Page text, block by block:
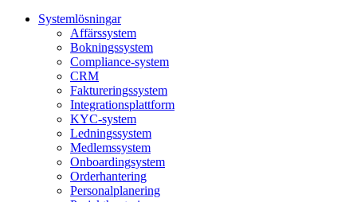
Systemlösningar
Affärssystem
Bokningssystem
Compliance-system
CRM
Faktureringssystem
Integrationsplattform
KYC-system
Ledningssystem
Medlemssystem
Onboardingsystem
Orderhantering
Personalplanering